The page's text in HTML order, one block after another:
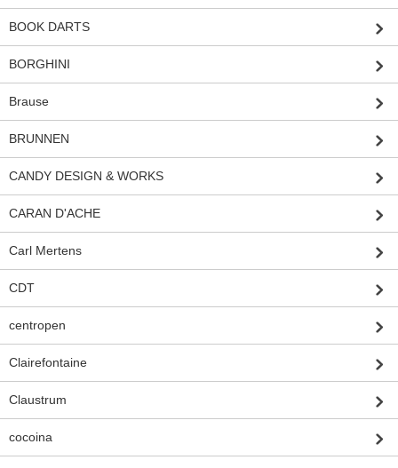
BOOK DARTS
BORGHINI
Brause
BRUNNEN
CANDY DESIGN & WORKS
CARAN D'ACHE
Carl Mertens
CDT
centropen
Clairefontaine
Claustrum
cocoina